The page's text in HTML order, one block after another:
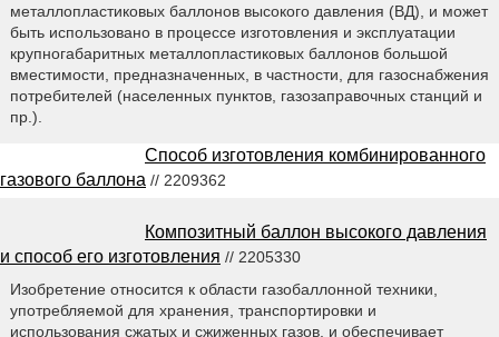
металлопластиковых баллонов высокого давления (ВД), и может
быть использовано в процессе изготовления и эксплуатации
крупногабаритных металлопластиковых баллонов большой
вместимости, предназначенных, в частности, для газоснабжения
потребителей (населенных пунктов, газозаправочных станций и
пр.).
Способ изготовления комбинированного
газового баллона // 2209362
Композитный баллон высокого давления
и способ его изготовления // 2205330
Изобретение относится к области газобаллонной техники,
употребляемой для хранения, транспортировки и
использования сжатых и сжиженных газов, и обеспечивает